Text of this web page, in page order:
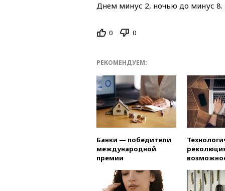
Днем минус 2, ночью до минус 8.
0 0
РЕКОМЕНДУЕМ:
Банки — победители
международной
премии